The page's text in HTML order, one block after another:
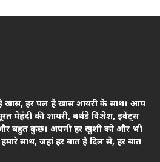
खास, हर पल है खास शायरी के साथ। आप
मेहंदी की शायरी, बर्थडे विशेश, इवेंट्स
और बहुत कुछ। अपनी हर खुशी को और भी
साथ, जहां हर बात है दिल से, हर बात